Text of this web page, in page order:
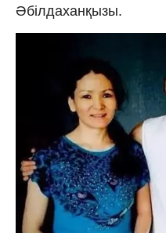
Әбілдаханқызы.